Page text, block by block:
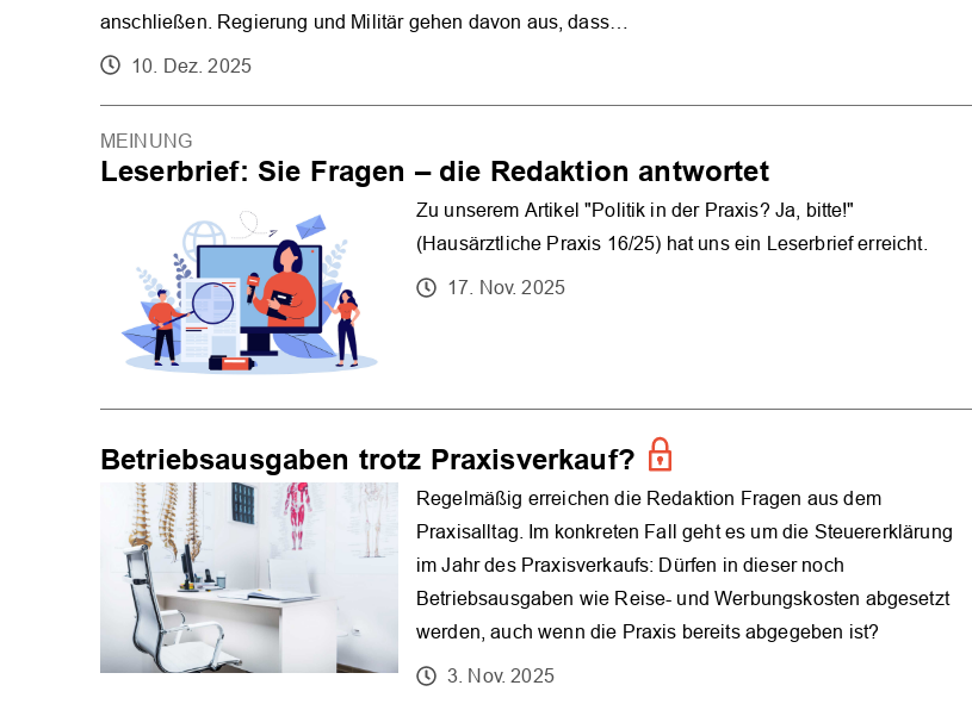
anschließen. Regierung und Militär gehen davon aus, dass…
10. Dez. 2025
MEINUNG
Leserbrief: Sie Fragen – die Redaktion antwortet
Zu unserem Artikel "Politik in der Praxis? Ja, bitte!"
(Hausärztliche Praxis 16/25) hat uns ein Leserbrief erreicht.
17. Nov. 2025
Betriebsausgaben trotz Praxisverkauf?
Regelmäßig erreichen die Redaktion Fragen aus dem
Praxisalltag. Im konkreten Fall geht es um die Steuererklärung
im Jahr des Praxisverkaufs: Dürfen in dieser noch
Betriebsausgaben wie Reise- und Werbungskosten abgesetzt
werden, auch wenn die Praxis bereits abgegeben ist?
3. Nov. 2025